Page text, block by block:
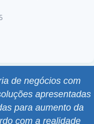
de negócios com
apresentadas
para aumento da
com a realidade